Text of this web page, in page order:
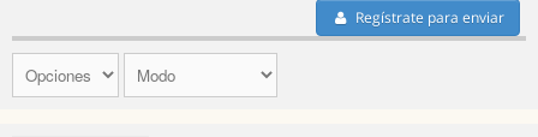
Regístrate para enviar